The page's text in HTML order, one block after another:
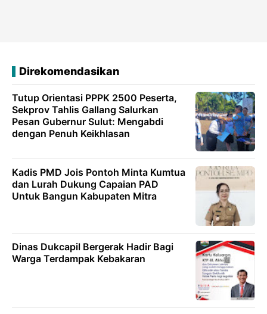
Direkomendasikan
Tutup Orientasi PPPK 2500 Peserta,
Sekprov Tahlis Gallang Salurkan
Pesan Gubernur Sulut: Mengabdi
dengan Penuh Keikhlasan
Kadis PMD Jois Pontoh Minta Kumtua
dan Lurah Dukung Capaian PAD
Untuk Bangun Kabupaten Mitra
Dinas Dukcapil Bergerak Hadir Bagi
Warga Terdampak Kebakaran